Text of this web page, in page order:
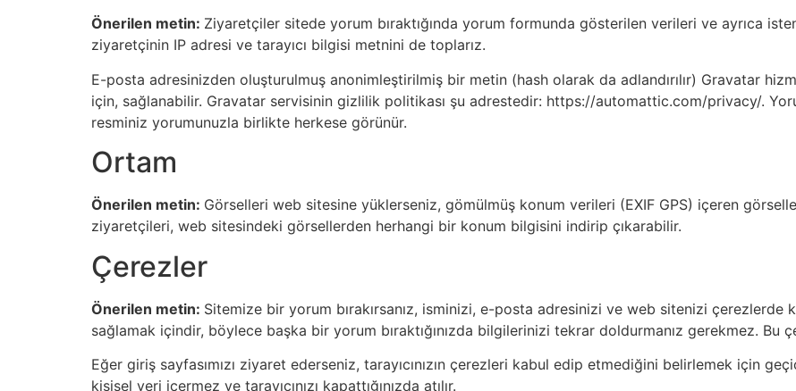
Önerilen metin: Ziyaretçiler sitede yorum bıraktığında yorum formunda gösterilen verileri ve ayrıca
ziyaretçinin IP adresi ve tarayıcı bilgisi metnini de toplarız.
E-posta adresinizden oluşturulmuş anonimleştirilmiş bir metin (hash olarak da adlandırılır) Gravatar
için, sağlanabilir. Gravatar servisinin gizlilik politikası şu adrestedir: https://automattic.com/privacy/.
resminiz yorumunuzla birlikte herkese görünür.
Ortam
Önerilen metin: Görselleri web sitesine yüklerseniz, gömülmüş konum verileri (EXIF GPS) içeren
ziyaretçileri, web sitesindeki görsellerden herhangi bir konum bilgisini indirip çıkarabilir.
Çerezler
Önerilen metin: Sitemize bir yorum bırakırsanız, isminizi, e-posta adresinizi ve web sitenizi çerezlerde
sağlamak içindir, böylece başka bir yorum bıraktığınızda bilgilerinizi tekrar doldurmanız gerekmez. Bu
Eğer giriş sayfasımızı ziyaret ederseniz, tarayıcınızın çerezleri kabul edip etmediğini belirlemek için
kişisel veri içermez ve tarayıcınızı kapattığınızda atılır.